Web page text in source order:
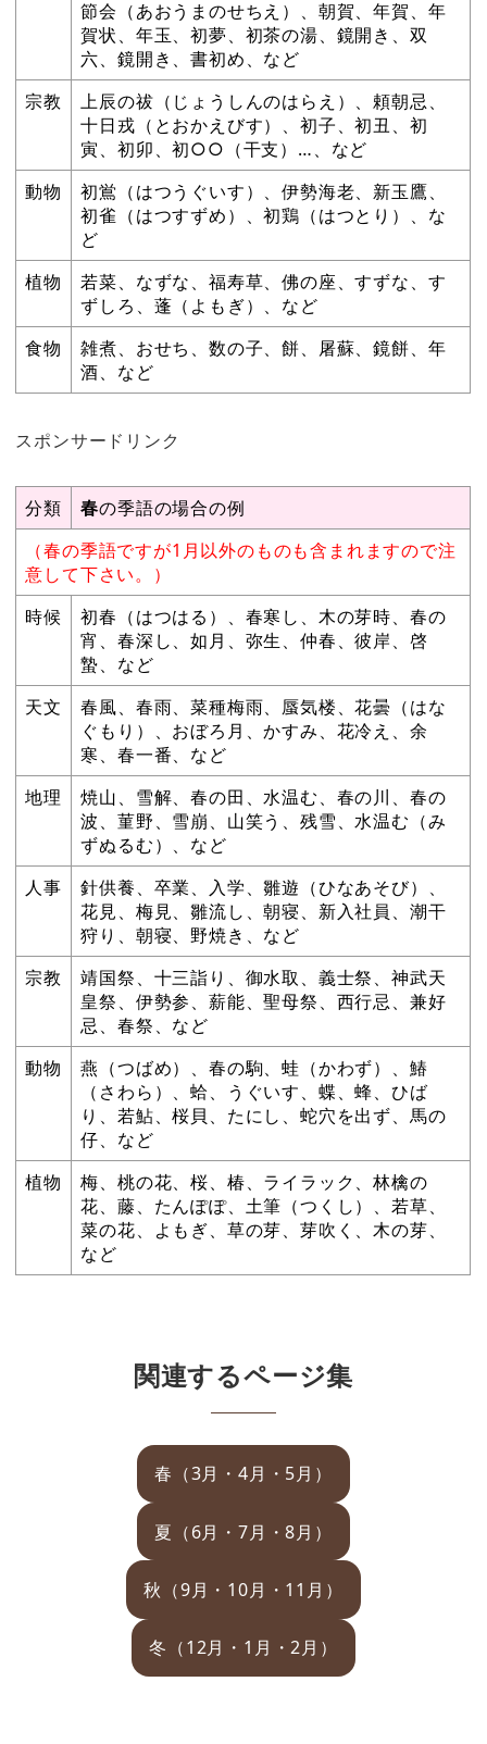
節会（あおうまのせちえ）、朝賀、年賀、年
賀状、年玉、初夢、初茶の湯、鏡開き、双
六、鏡開き、書初め、など
宗教
上辰の祓（じょうしんのはらえ）、頼朝忌、
十日戎（とおかえびす）、初子、初丑、初
寅、初卯、初○○（干支）…、など
動物
初鴬（はつうぐいす）、伊勢海老、新玉鷹、
初雀（はつすずめ）、初鶏（はつとり）、な
ど
植物
若菜、なずな、福寿草、佛の座、すずな、す
ずしろ、蓬（よもぎ）、など
食物
雑煮、おせち、数の子、餅、屠蘇、鏡餅、年
酒、など
スポンサードリンク
分類 春の季語の場合の例
（春の季語ですが1月以外のものも含まれますので注
意して下さい。）
時候
初春（はつはる）、春寒し、木の芽時、春の
宵、春深し、如月、弥生、仲春、彼岸、啓
蟄、など
天文
春風、春雨、菜種梅雨、蜃気楼、花曇（はな
ぐもり）、おぼろ月、かすみ、花冷え、余
寒、春一番、など
地理
焼山、雪解、春の田、水温む、春の川、春の
波、菫野、雪崩、山笑う、残雪、水温む（み
ずぬるむ）、など
人事
針供養、卒業、入学、雛遊（ひなあそび）、
花見、梅見、雛流し、朝寝、新入社員、潮干
狩り、朝寝、野焼き、など
宗教
靖国祭、十三詣り、御水取、義士祭、神武天
皇祭、伊勢参、薪能、聖母祭、西行忌、兼好
忌、春祭、など
動物
燕（つばめ）、春の駒、蛙（かわず）、鰆
（さわら）、蛤、うぐいす、蝶、蜂、ひば
り、若鮎、桜貝、たにし、蛇穴を出ず、馬の
仔、など
植物
梅、桃の花、桜、椿、ライラック、林檎の
花、藤、たんぽぽ、土筆（つくし）、若草、
菜の花、よもぎ、草の芽、芽吹く、木の芽、
など
関連するページ集
春（3月・4月・5月）
夏（6月・7月・8月）
秋（9月・10月・11月）
冬（12月・1月・2月）